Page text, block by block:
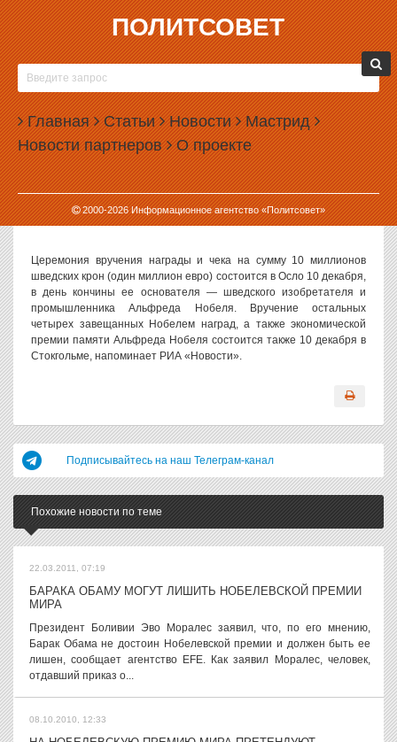
ПОЛИТСОВЕТ
Главная Статьи Новости Мастрид
Новости партнеров О проекте
2000-2026Информационное агентство «Политсовет»
07.10.2011, 13:31
НОБЕЛЕВСКУЮ ПРЕМИЮ МИРА ВРУЧИЛИ
ЖЕНЩИНАМ
Нобелевская премия мира за 2011 год присуждена президенту
Либерии Эллен Джонсон-Серлиф, активистке либерийского
женского движения за мир (Women of Liberia Mаss Action for
Peace) Леймах Гбови (Leymah Gbowee) и йеменке Тавакул
Карман, объявил в пятницу в Осло Норвежский Нобелевский
комитет.
Церемония вручения награды и чека на сумму 10 миллионов
шведских крон (один миллион евро) состоится в Осло 10 декабря,
в день кончины ее основателя — шведского изобретателя и
промышленника Альфреда Нобеля. Вручение остальных
четырех завещанных Нобелем наград, а также экономической
премии памяти Альфреда Нобеля состоится также 10 декабря в
Стокгольме, напоминает РИА «Новости».
Подписывайтесь на наш Телеграм-канал
Похожие новости по теме
22.03.2011, 07:19
БАРАКА ОБАМУ МОГУТ ЛИШИТЬ НОБЕЛЕВСКОЙ ПРЕМИИ
МИРА
Президент Боливии Эво Моралес заявил, что, по его мнению,
Барак Обама не достоин Нобелевской премии и должен быть ее
лишен, сообщает агентство EFE. Как заявил Моралес, человек,
отдавший приказ о...
08.10.2010, 12:33